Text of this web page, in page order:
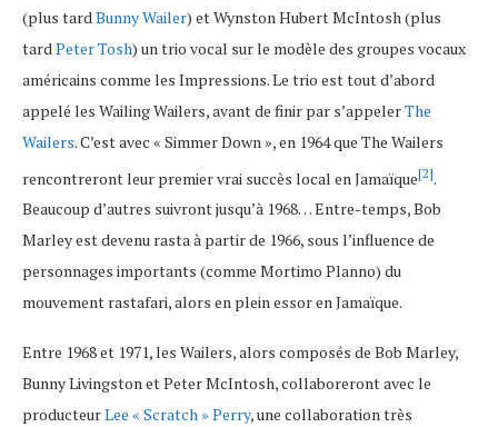
(plus tard Bunny Wailer) et Wynston Hubert McIntosh (plus
tard Peter Tosh) un trio vocal sur le modèle des groupes vocaux
américains comme les Impressions. Le trio est tout d’abord
appelé les Wailing Wailers, avant de finir par s’appelerThe
Wailers. C’est avec « Simmer Down », en 1964 que The Wailers
rencontreront leur premier vrai succès local en Jamaïque[2].
Beaucoup d’autres suivront jusqu’à 1968… Entre-temps, Bob
Marley est devenu rasta à partir de 1966, sous l’influence de
personnages importants (comme Mortimo Planno) du
mouvement rastafari, alors en plein essor en Jamaïque.
Entre 1968 et 1971, les Wailers, alors composés de Bob Marley,
Bunny Livingston et Peter McIntosh, collaboreront avec le
producteurLee « Scratch » Perry, une collaboration très